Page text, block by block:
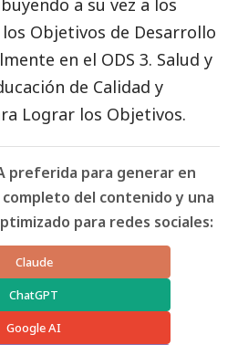
a su vez a los
Objetivos de Desarrollo
en el ODS 3. Salud y
de Calidad y
Lograr los Objetivos.
preferida para generar en
del contenido y una
para redes sociales:
Claude
ChatGPT
Google AI